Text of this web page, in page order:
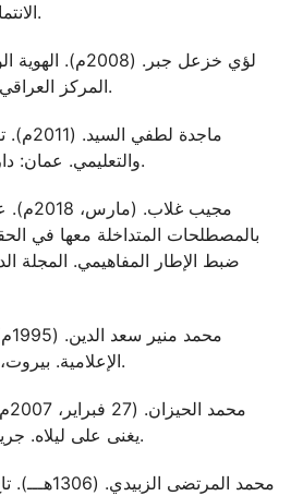
الانتماء. القاهرة: عالم الكتب.
المركز العراقي للمعلومات والدراسات.
والتعليمي. عمان: دار أسامة للنشر والتوزيع.
بالمصطلحات المتداخلة معها في
ضبط الإطار المفاهيمي. المجلة
الإعلامية. بيروت، لبنان: المكتبة العصرية.
يغنى على ليلاه. جريدة الرياض، العدد 1427.